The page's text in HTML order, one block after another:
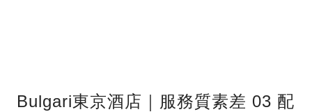
Bulgari東京酒店｜服務質素差 03 配